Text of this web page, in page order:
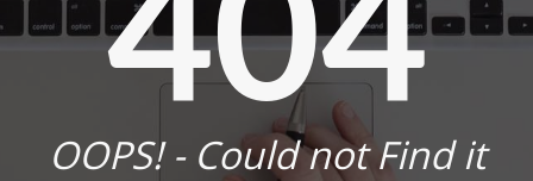
OOPS! - Could not Find it